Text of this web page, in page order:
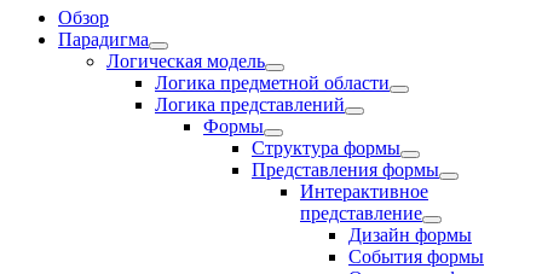
Обзор
Парадигма
Логическая модель
Логика предметной области
Логика представлений
Формы
Структура формы
Представления формы
Интерактивное
представление
Дизайн формы
События формы